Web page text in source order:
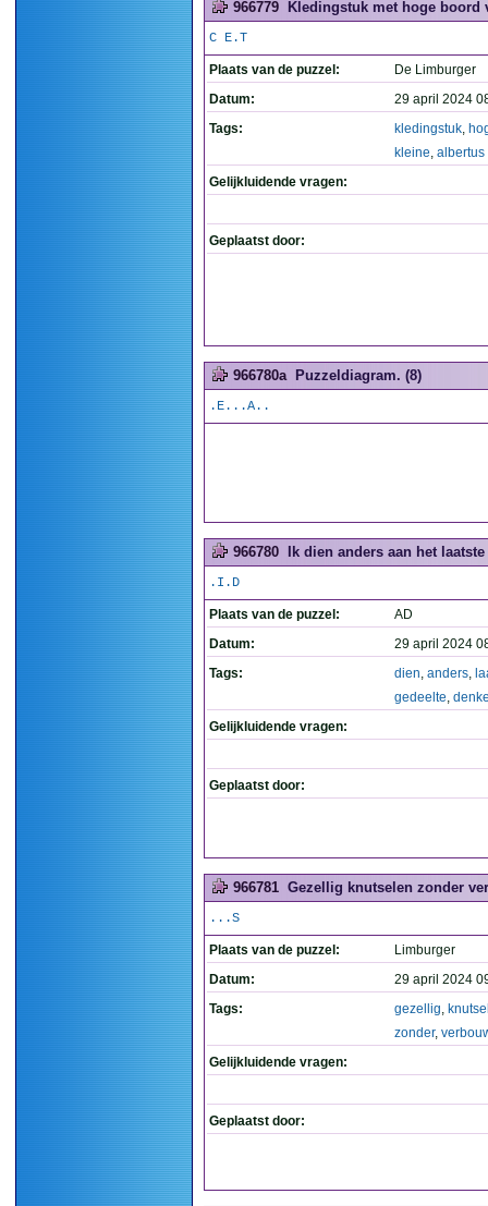
966779 Kledingstuk met hoge boord
C E.T
Plaats van de puzzel:
De Limburger
Datum:
29 april 2024
Tags:
kledingstuk,
kleine, albertus
Gelijkluidende vragen:
Geplaatst door:
966780a Puzzeldiagram. (8)
.E...A..
966780 Ik dien anders aan het
.I.D
Plaats van de puzzel:
AD
Datum:
29 april 2024
Tags:
dien, anders,
gedeelte,
Gelijkluidende vragen:
Geplaatst door:
966781 Gezellig knutselen zonder
...S
Plaats van de puzzel:
Limburger
Datum:
29 april 2024
Tags:
gezellig,
zonder,
Gelijkluidende vragen:
Geplaatst door: